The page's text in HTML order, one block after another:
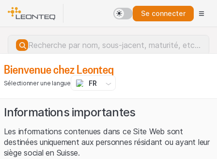
Se connecter
Bienvenue chez Leonteq
Sélectionner une langue FR
Informations importantes
Les informations contenues dans ce Site Web sont
destinées uniquement aux personnes résidant ou ayant leur
siège social en Suisse.